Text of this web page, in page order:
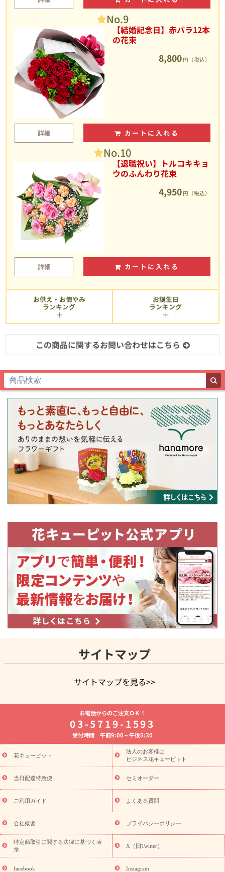
No.9
【結婚記念日】赤バラ12本
の花束
8,800 円（税込）
詳細 カートに入れる
No.10
【退職祝い】トルコキキョ
ウのふんわり花束
4,950 円（税込）
詳細 カートに入れる
お供え・お悔やみ
ランキング
お誕生日
ランキング
この商品に関するお問い合わせはこちら
サイトマップ
サイトマップを見る>>
よく贈られる花
お祝いの花特集
誕生日フラワーギフト特集
8月の誕生花(トルコキキョウ)
開店・開業祝い
お供え・お悔やみ お供え・お悔やみの花
通夜・葬儀に贈る花 胡蝶蘭・花鉢
ーブドフラワー
季節のイベント
ひまわり ギフト・プレゼント
特集
お盆 花（新盆・初盆） 季節のイベント
お盆 花（新
盆・初盆）
お盆 花（新盆・初盆）
お盆・お供え 花とセットギ
フト
お盆・お供え プリザーブドフラワー
ひまわり ギフト・プ
レゼント特集
夏の花贈り・お中元・暑中見舞い 花のギフト特集
敬老の日におくる花ギフト・プレゼント特集
花ギフト・プレゼント特集
敬老の日 花のおすすめランキング
敬
老の日 花鉢植えのギフト・プレゼント特集
敬老の日 花とセットギ
フト・プレゼント特集
敬老の日の花 全てのギフト一覧
キャン
ペーン
映画『ウォーターガーディアンズ』コラボキャンペーン
「きょう誕生日なんです」キャンペーン
誕生日の花を探す
誕生日フラワーギフト 誕生日フラワーギフト特集
お電話からのご注文ＯＫ！
03-5719-1593
受付時間 午前9:00～午後5:30
花キューピット
法人のお客様は
ビジネス花キューピット
当日配達特急便 セミオーダー
ご利用ガイド よくある質問
会社概要 プライバシーポリシー
特定商取引に関する法律に基づく表
示
X（旧Twitter）
facebook Instagram